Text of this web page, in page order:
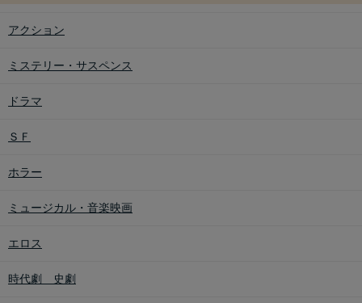
アクション
ミステリー・サスペンス
ドラマ
ＳＦ
ホラー
ミュージカル・音楽映画
エロス
時代劇 史劇